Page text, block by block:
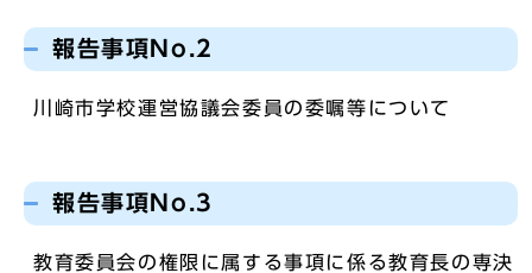
報告事項No.2
川崎市学校運営協議会委員の委嘱等について
報告事項No.3
教育委員会の権限に属する事項に係る教育長の専決